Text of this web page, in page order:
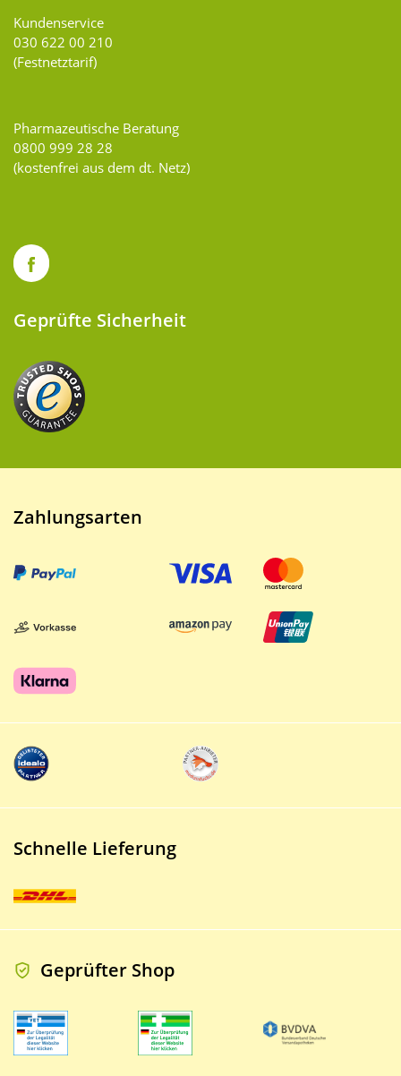
Kundenservice
030 622 00 210
(Festnetztarif)
Pharmazeutische Beratung
0800 999 28 28
(kostenfrei aus dem dt. Netz)
Geprüfte Sicherheit
Zahlungsarten
Schnelle Lieferung
Geprüfter Shop